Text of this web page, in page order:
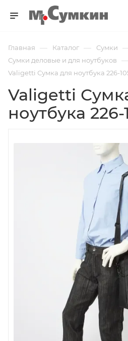
Главная — Каталог — Cумки
Сумки деловые и для ноутбуков
Valigetti Сумка для ноутбука 226-
Valigetti
ноутбука 226-